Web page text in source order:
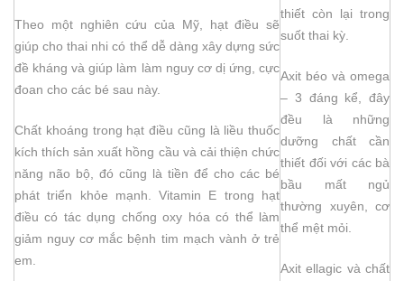
Theo một nghiên cứu của Mỹ, hạt điều sẽ
giúp cho thai nhi có thể dễ dàng xây dựng sức
đề kháng và giúp làm làm nguy cơ dị ứng, cực
đoan cho các bé sau này.
Chất khoáng trong hạt điều cũng là liều thuốc
kích thích sản xuất hồng cầu và cải thiện chức
năng não bộ, đó cũng là tiền để cho các bé
phát triển khỏe mạnh. Vitamin E trong hạt
điều có tác dụng chống oxy hóa có thể làm
giảm nguy cơ mắc bệnh tim mạch vành ở trẻ
em.
thiết còn lại trong
suốt thai kỳ.
Axit béo và omega
– 3 đáng kể, đây
đều là những
dưỡng chất cần
thiết đối với các bà
bầu mất ngủ
thường xuyên, cơ
thể mệt mỏi.
Axit ellagic và chất